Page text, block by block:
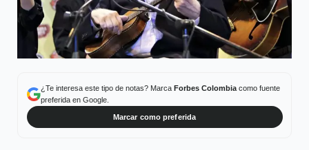
¿Te interesa este tipo de notas? Marca Forbes Colombiacomo fuente
preferida en Google.
Marcar como preferida